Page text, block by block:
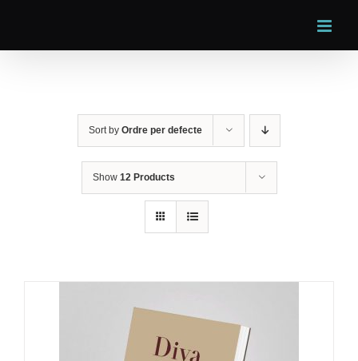
Sort by Ordre per defecte
Show 12 Products